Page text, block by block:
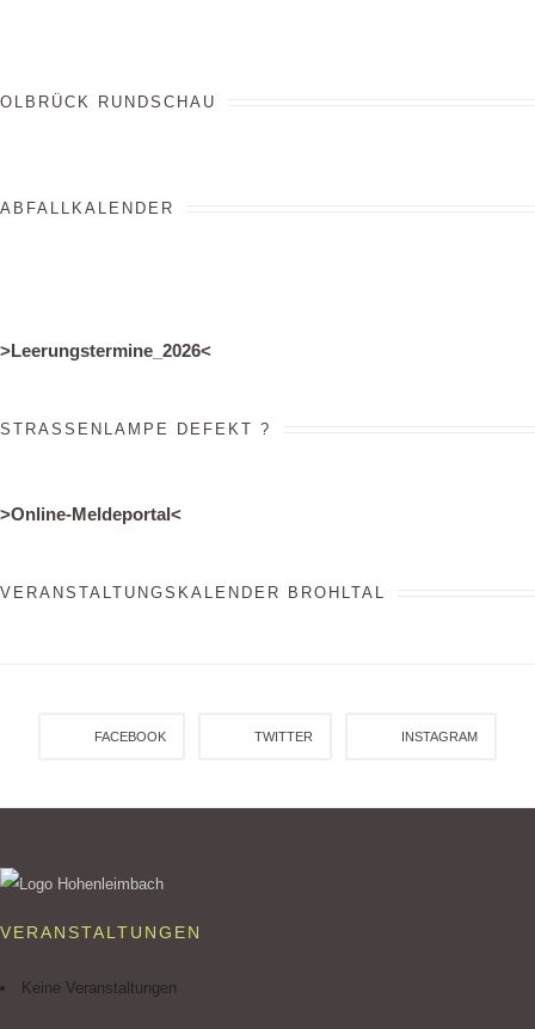
OLBRÜCK RUNDSCHAU
ABFALLKALENDER
>Leerungstermine_2026<
STRASSENLAMPE DEFEKT ?
>Online-Meldeportal<
VERANSTALTUNGSKALENDER BROHLTAL
FACEBOOK TWITTER INSTAGRAM
VERANSTALTUNGEN
Keine Veranstaltungen